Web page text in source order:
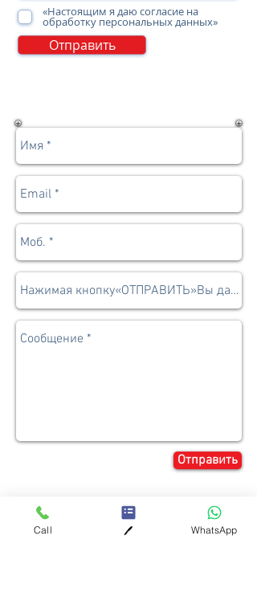
«Настоящим я даю согласие на
обработку персональных данных»
Отправить
Записаться | Задать вопрос
Отправить
Call 🖊️ WhatsApp